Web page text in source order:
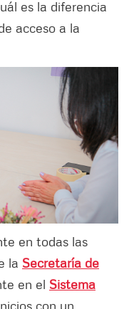
es la diferencia
acceso a la
en todas las
la Secretaría de
en el Sistema
con un